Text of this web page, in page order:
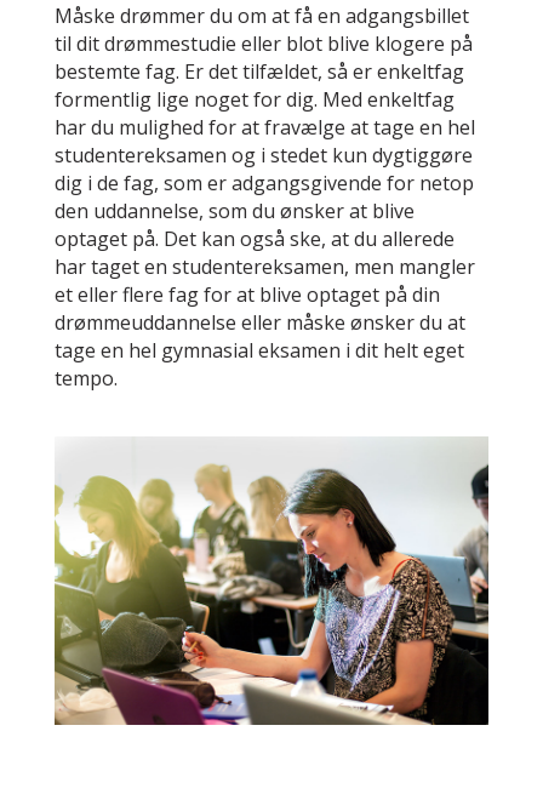
Måske drømmer du om at få en adgangsbillet
til dit drømmestudie eller blot blive klogere på
bestemte fag. Er det tilfældet, så er enkeltfag
formentlig lige noget for dig. Med enkeltfag
har du mulighed for at fravælge at tage en hel
studentereksamen og i stedet kun dygtiggøre
dig i de fag, som er adgangsgivende for netop
den uddannelse, som du ønsker at blive
optaget på. Det kan også ske, at du allerede
har taget en studentereksamen, men mangler
et eller flere fag for at blive optaget på din
drømmeuddannelse eller måske ønsker du at
tage en hel gymnasial eksamen i dit helt eget
tempo.